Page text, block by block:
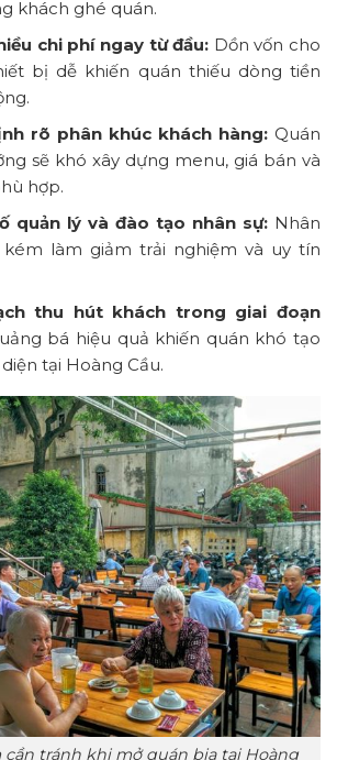
khách ghé quán.
chi phí ngay từ đầu: Dồn vốn cho
bị dễ khiến quán thiếu dòng tiền
rõ phân khúc khách hàng:Quán
sẽ khó xây dựng menu, giá bán và
hợp.
quản lý và đào tạo nhân sự:Nhân
làm giảm trải nghiệm và uy tín
thu hút khách trong giai đoạn
bá hiệu quả khiến quán khó tạo
tại Hoàng Cầu.
cần tránh khi mở quán bia tại Hoàng